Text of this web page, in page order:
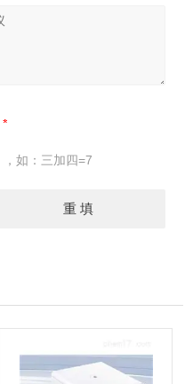
如：三加四=7